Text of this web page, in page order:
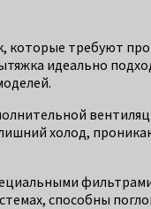
которые требуют
идеально
холод,
способны